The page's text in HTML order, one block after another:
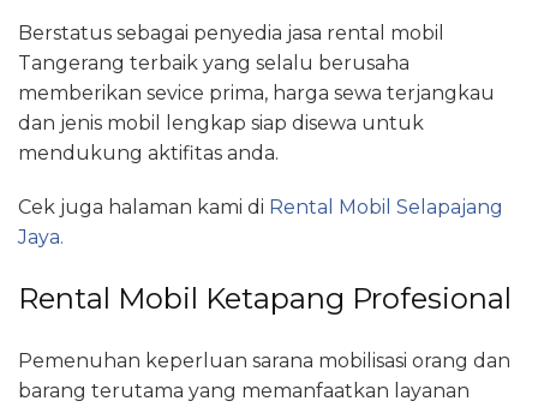
Berstatus sebagai penyedia jasa rental mobil
Tangerang terbaik yang selalu berusaha
memberikan sevice prima, harga sewa terjangkau
dan jenis mobil lengkap siap disewa untuk
mendukung aktifitas anda.
Cek juga halaman kami di Rental Mobil Selapajang
Jaya.
Rental Mobil Ketapang Profesional
Pemenuhan keperluan sarana mobilisasi orang dan
barang terutama yang memanfaatkan layanan